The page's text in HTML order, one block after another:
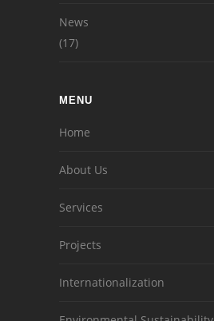
News
(17)
MENU
Home
About Us
Services
Projects
Internationalization